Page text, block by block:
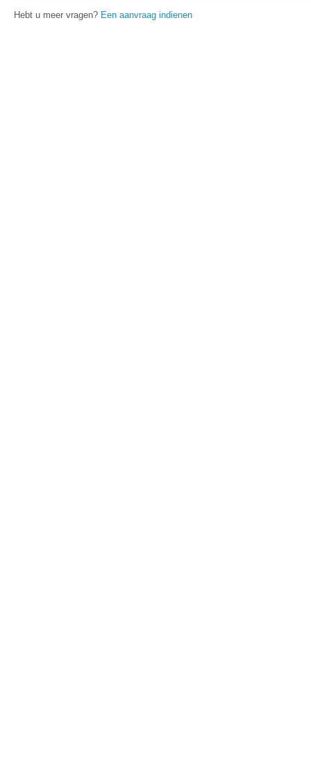
Hebt u meer vragen? Een aanvraag indienen